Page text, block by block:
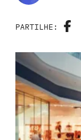
PARTILHE: